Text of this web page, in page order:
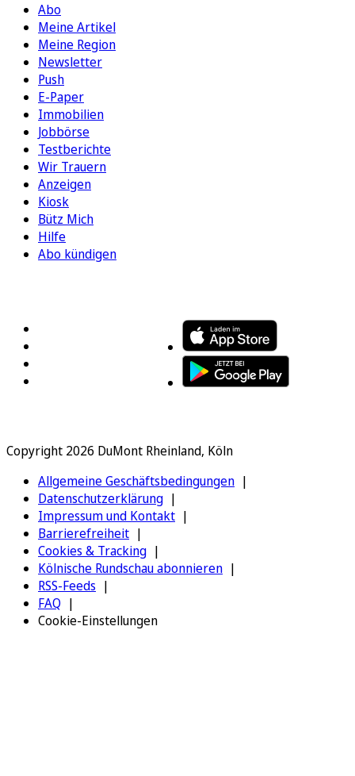
Abo
Meine Artikel
Meine Region
Newsletter
Push
E-Paper
Immobilien
Jobbörse
Testberichte
Wir Trauern
Anzeigen
Kiosk
Bütz Mich
Hilfe
Abo kündigen
Copyright 2026 DuMont Rheinland, Köln
Allgemeine Geschäftsbedingungen
Datenschutzerklärung
Impressum und Kontakt
Barrierefreiheit
Cookies & Tracking
Kölnische Rundschau abonnieren
RSS-Feeds
FAQ
Cookie-Einstellungen